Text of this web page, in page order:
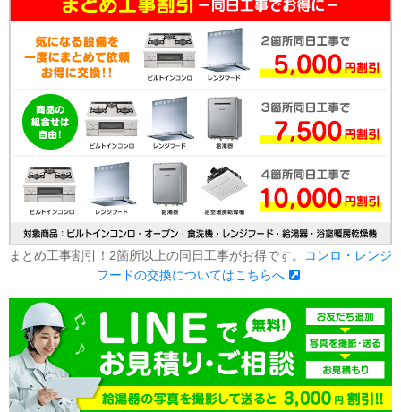
まとめ工事割引！2箇所以上の同日工事がお得です。
コンロ・レンジ
フードの交換についてはこちらへ